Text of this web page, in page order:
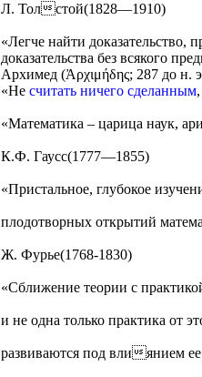
Л. Толстой(1828—1910)
«Легче найти доказательство,
доказательства без всякого
Архимед (Ἀρχιμήδης; 287 до н.
«Не считать ничего сделанным
«Математика – царица наук,
К.Ф. Гаусс(1777—1855)
«Пристальное, глубокое
плодотворных открытий
Ж. Фурье(1768-1830)
«Сближение теории с
и не одна только практика от
развиваются под влиянием